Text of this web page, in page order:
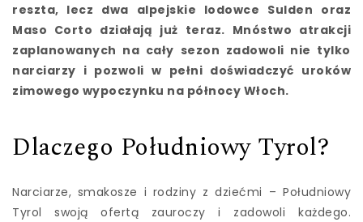
reszta, lecz dwa alpejskie lodowce Sulden oraz
Maso Corto działają już teraz. Mnóstwo atrakcji
zaplanowanych na cały sezon zadowoli nie tylko
narciarzy i pozwoli w pełni doświadczyć uroków
zimowego wypoczynku na północy Włoch.
Dlaczego Południowy Tyrol?
Narciarze, smakosze i rodziny z dziećmi – Południowy
Tyrol swoją ofertą zauroczy i zadowoli każdego.